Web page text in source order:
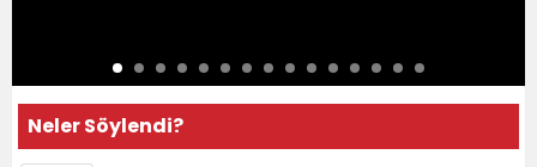
Neler Söylendi?